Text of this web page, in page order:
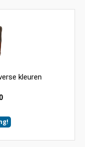
kleuren